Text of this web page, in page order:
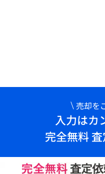
売却を
入力はカ
完全無料